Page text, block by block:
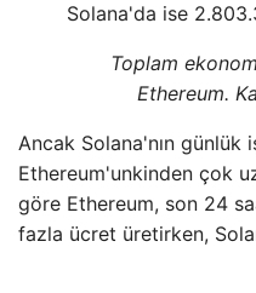
Solana'da ise
Toplam
Ethereum.
Ancak Solana'nın günlük
Ethereum'unkinden çok
göre Ethereum, son 24
fazla ücret üretirken,